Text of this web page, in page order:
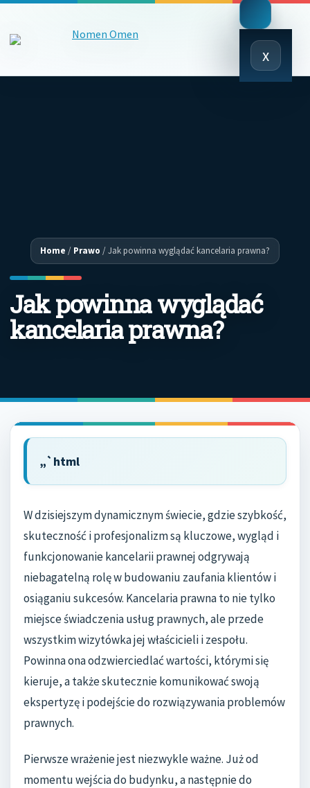
x
Close
Menu
Home / Prawo /Jak powinna wyglądać kancelaria prawna?
Jak powinna wyglądać
kancelaria prawna?
„`html
W dzisiejszym dynamicznym świecie, gdzie szybkość,
skuteczność i profesjonalizm są kluczowe, wygląd i
funkcjonowanie kancelarii prawnej odgrywają
niebagatelną rolę w budowaniu zaufania klientów i
osiąganiu sukcesów. Kancelaria prawna to nie tylko
miejsce świadczenia usług prawnych, ale przede
wszystkim wizytówka jej właścicieli i zespołu.
Powinna ona odzwierciedlać wartości, którymi się
kieruje, a także skutecznie komunikować swoją
ekspertyzę i podejście do rozwiązywania problemów
prawnych.
Pierwsze wrażenie jest niezwykle ważne. Już od
momentu wejścia do budynku, a następnie do